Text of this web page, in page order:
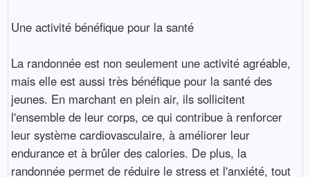
Une activité bénéfique pour la santé
La randonnée est non seulement une activité agréable,
mais elle est aussi très bénéfique pour la santé des
jeunes. En marchant en plein air, ils sollicitent
l'ensemble de leur corps, ce qui contribue à renforcer
leur système cardiovasculaire, à améliorer leur
endurance et à brûler des calories. De plus, la
randonnée permet de réduire le stress et l'anxiété, tout